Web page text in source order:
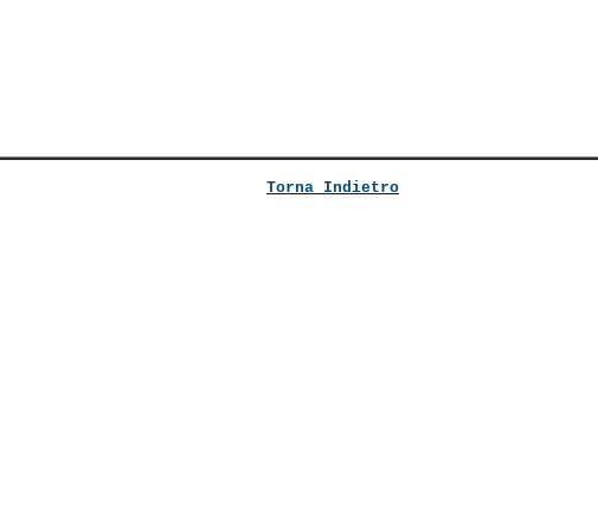
Torna Indietro